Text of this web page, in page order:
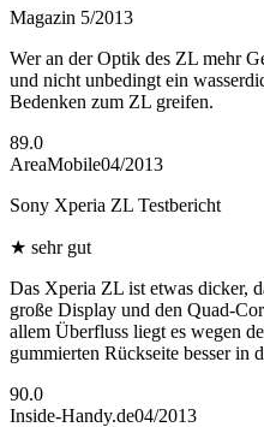
Magazin 5/2013
Wer an der Optik des ZL mehr
und nicht unbedingt ein
Bedenken zum ZL greifen.
89.0
AreaMobile04/2013
Sony Xperia ZL Testbericht
★ sehr gut
Das Xperia ZL ist etwas dicker,
große Display und den Quad-
allem Überfluss liegt es wegen
gummierten Rückseite besser in
90.0
Inside-Handy.de04/2013